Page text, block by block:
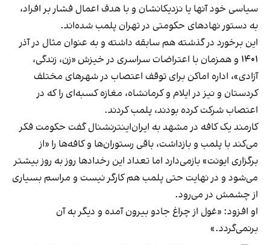
سیاسی خود آنها یا نزدیکانشان و با هدف اعمال فشار بر افراد،
به دستور نهادهای حکومتی در تهران پلمب شده‌اند.
این برخورد در گذشته هم سابقه داشته و به عنوان مثال در آذر
۱۴۰۱ و همزمان با اعتراضات سراسری در خیزش «زن، زندگی،
آزادی»، اداره اماکن برای توقف اعتصاب در شهرهای مختلف
کردستان و نیز در ایلام و کرمانشاه، مغازه کسبه‌ای را که در
اعتصاب شرکت کرده بودند، پلمب کردند.
کارمند یک کافه در مشهد به ایران‌اینترنشنال گفت حکومت فکر
می‌کند با پلمب و بازداشت، باقی رستوران‌ها و کافه‌ها را «از
برگزاری ایونت» بازمی‌دارد اما تعداد این رخدادها روز به روز بیشتر
می‌شود و در نهایت حتی پلمب هم کارگر نیست و مراسم بسیاری
از چشمش در می‌رود.
او افزود: «غول از چراغ جادو بیرون آمده و دیگر به آن
برنمی‎‌گردد.»